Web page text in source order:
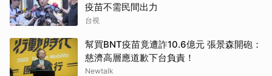
疫苗不需民間出力
台視
幫買BNT疫苗竟遭詐10.6億元 張景森開砲：
慈濟高層應道歉下台負責！
Newtalk